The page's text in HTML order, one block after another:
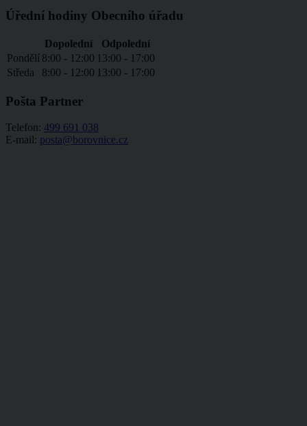
Úřední hodiny Obecního úřadu
Dopolední
Odpolední
Pondělí 8:00 - 12:00 13:00 - 17:00
Středa
8:00 - 12:00 13:00 - 17:00
Pošta Partner
Telefon: 499 691 038
E-mail: posta@borovnice.cz